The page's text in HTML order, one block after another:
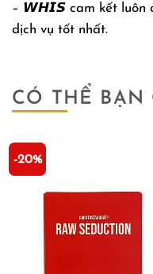
– 𝙒𝙃𝙄𝙎 cam kết luôn
dịch vụ tốt nhất.
CÓ THỂ BẠN
-20%